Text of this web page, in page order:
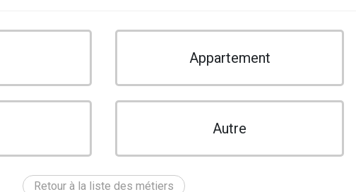
Appartement
Autre
Retour à la liste des métiers